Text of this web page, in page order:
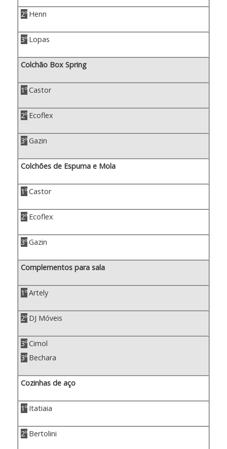
2º Henn
3º Lopas
Colchão Box Spring
1ºCastor
2º Ecoflex
3ºGazin
Colchões de Espuma e Mola
1ºCastor
2º Ecoflex
3ºGazin
Complementos para sala
1ºArtely
2º DJ Móveis
3ºCimol
3º Bechara
Cozinhas de aço
1º Itatiaia
2º Bertolini